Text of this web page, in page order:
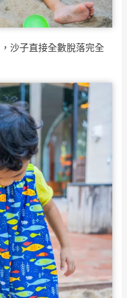
沙子直接全數脫落完全